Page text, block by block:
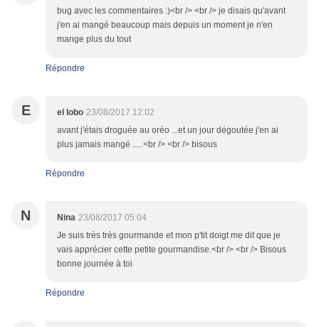
bug avec les commentaires :)<br /> <br /> je disais qu'avant
j'en ai mangé beaucoup mais depuis un moment je n'en
mange plus du tout
Répondre
E el lobo 23/08/2017 12:02
avant j'étais droguée au oréo ...et un jour dégoutée j'en ai
plus jamais mangé .....<br /> <br /> bisous
Répondre
N Nina 23/08/2017 05:04
Je suis très très gourmande et mon p'tit doigt me dit que je
vais apprécier cette petite gourmandise.<br /> <br /> Bisous
bonne journée à toi
Répondre